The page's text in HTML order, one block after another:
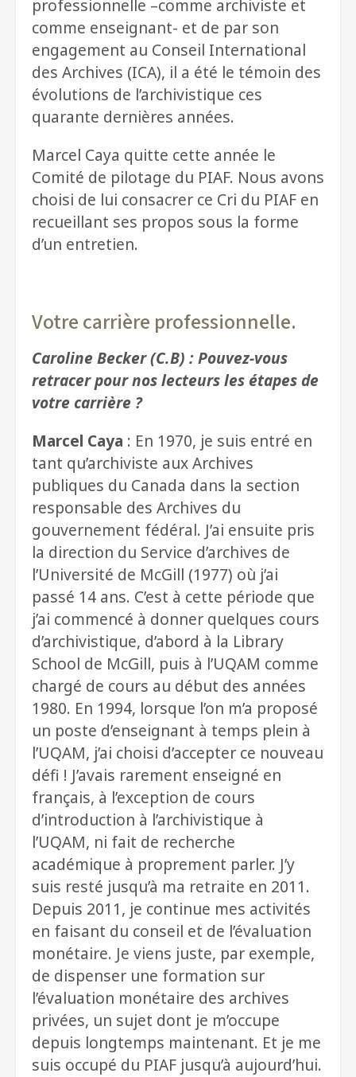
professionnelle –comme archiviste et
comme enseignant- et de par son
engagement au Conseil International
des Archives (ICA), il a été le témoin des
évolutions de l’archivistique ces
quarante dernières années.
Marcel Caya quitte cette année le
Comité de pilotage du PIAF. Nous avons
choisi de lui consacrer ce Cri du PIAF en
recueillant ses propos sous la forme
d’un entretien.
Votre carrière professionnelle.
Caroline Becker (C.B) : Pouvez-vous
retracer pour nos lecteurs les étapes de
votre carrière ?
Marcel Caya : En 1970, je suis entré en
tant qu’archiviste aux Archives
publiques du Canada dans la section
responsable des Archives du
gouvernement fédéral. J’ai ensuite pris
la direction du Service d’archives de
l’Université de McGill (1977) où j’ai
passé 14 ans. C’est à cette période que
j’ai commencé à donner quelques cours
d’archivistique, d’abord à la Library
School de McGill, puis à l’UQAM comme
chargé de cours au début des années
1980. En 1994, lorsque l’on m’a proposé
un poste d’enseignant à temps plein à
l’UQAM, j’ai choisi d’accepter ce nouveau
défi ! J’avais rarement enseigné en
français, à l’exception de cours
d’introduction à l’archivistique à
l’UQAM, ni fait de recherche
académique à proprement parler. J’y
suis resté jusqu’à ma retraite en 2011.
Depuis 2011, je continue mes activités
en faisant du conseil et de l’évaluation
monétaire. Je viens juste, par exemple,
de dispenser une formation sur
l’évaluation monétaire des archives
privées, un sujet dont je m’occupe
depuis longtemps maintenant. Et je me
suis occupé du PIAF jusqu’à aujourd’hui.